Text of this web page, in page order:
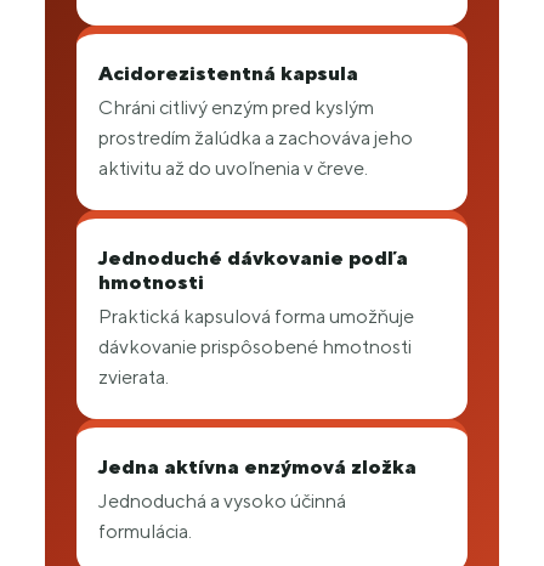
Acidorezistentná kapsula
Chráni citlivý enzým pred kyslým
prostredím žalúdka a zachováva jeho
aktivitu až do uvoľnenia v čreve.
Jednoduché dávkovanie podľa
hmotnosti
Praktická kapsulová forma umožňuje
dávkovanie prispôsobené hmotnosti
zvierata.
Jedna aktívna enzýmová zložka
Jednoduchá a vysoko účinná
formulácia.